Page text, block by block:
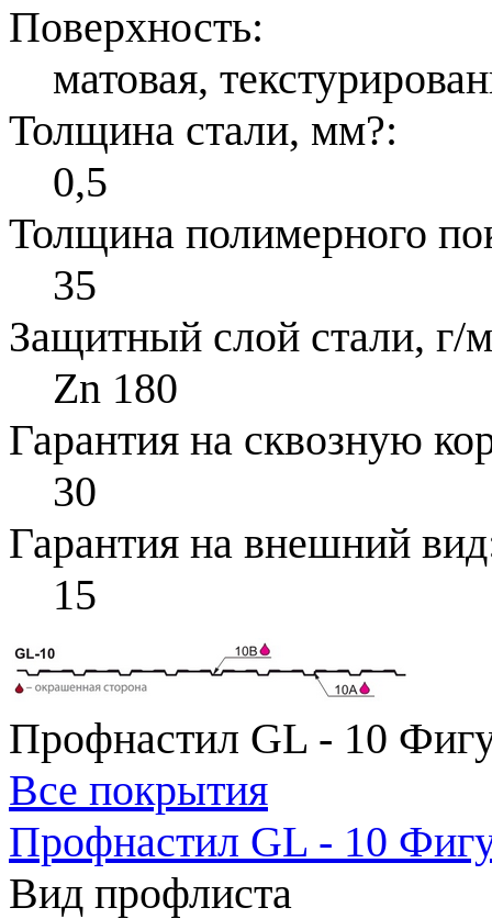
Поверхность:
матовая,
Толщина стали, мм?:
0,5
Толщина полимерного
35
Защитный слой стали, г/
Zn 180
Гарантия на сквозную
30
Гарантия на внешний
15
Профнастил GL - 10
Все покрытия
Профнастил GL - 10
Вид профлиста